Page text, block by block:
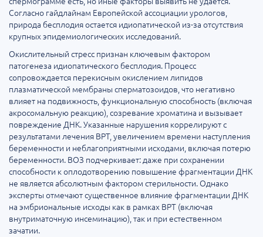
Согласно гайдлайнам Европейской ассоциации урологов,
природа бесплодия остается идиопатической из-за отсутствия
крупных эпидемиологических исследований.
Окислительный стресс признан ключевым фактором
патогенеза идиопатического бесплодия. Процесс
сопровождается перекисным окислением липидов
плазматической мембраны сперматозоидов, что негативно
влияет на подвижность, функциональную способность (включая
акросомальную реакцию), созревание хроматина и вызывает
повреждение ДНК. Указанные нарушения коррелируют с
результатами лечения ВРТ, увеличением времени наступления
беременности и неблагоприятными исходами, включая потерю
беременности. ВОЗ подчеркивает: даже при сохранении
способности к оплодотворению повышение фрагментации ДНК
не является абсолютным фактором стерильности. Однако
эксперты отмечают существенное влияние фрагментации ДНК
на эмбриональные исходы как в рамках ВРТ (включая
внутриматочную инсеминацию), так и при естественном
зачатии.